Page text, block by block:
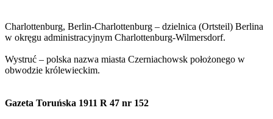
Charlottenburg, Berlin-Charlottenburg – dzielnica (Ortsteil) Berlina
w okręgu administracyjnym Charlottenburg-Wilmersdorf.
Wystruć – polska nazwa miasta Czerniachowsk położonego w
obwodzie królewieckim.
Gazeta Toruńska 1911 R 47 nr 152